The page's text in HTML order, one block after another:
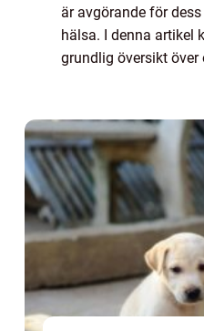
är avgörande för
hälsa. I denna artikel
grundlig översikt